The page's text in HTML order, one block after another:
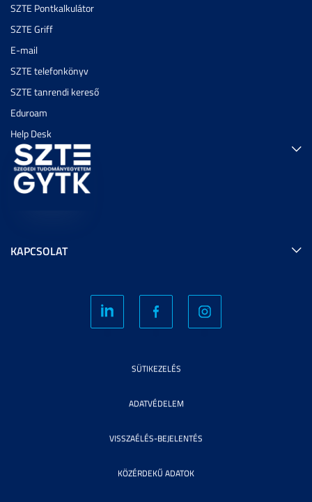
SZTE Pontkalkulátor
SZTE Griff
E-mail
SZTE telefonkönyv
SZTE tanrendi kereső
Eduroam
Help Desk
KAPCSOLAT
SÜTIKEZELÉS
ADATVÉDELEM
VISSZAÉLÉS-BEJELENTÉS
KÖZÉRDEKŰ ADATOK